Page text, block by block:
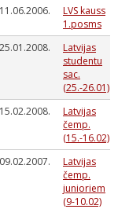
11.06.2006.
LVS kauss
1.posms
25.01.2008.
Latvijas
studentu
sac.
(25.-26.01)
15.02.2008.
Latvijas
čemp.
(15.-16.02)
09.02.2007.
Latvijas
čemp.
junioriem
(9-10.02)